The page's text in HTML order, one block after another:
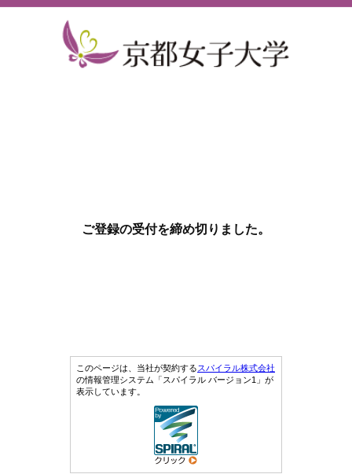
ご登録の受付を締め切りました。
このページは、当社が契約するスパイラル株式会社
の情報管理システム「スパイラル バージョン1」が
表示しています。